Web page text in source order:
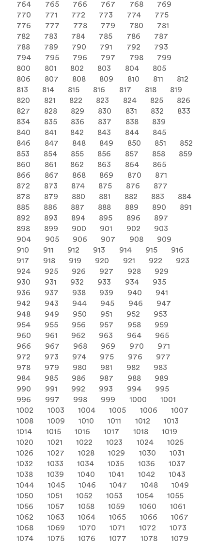
764
765 766 767 768
769
770
771 772 773 774
775
776
777 778 779 780
781
782
783 784 785 786
787
788
789 790 791 792
793
794
795 796 797 798
799
800
801 802 803 804
805
806
807 808 809 810 811
812
813
814 815 816 817 818
819
820
821 822 823 824 825
826
827
828 829 830 831 832
833
834
835 836 837 838
839
840
841 842 843 844
845
846
847 848 849 850 851
852
853
854 855 856 857 858
859
860
861 862 863 864
865
866
867 868 869 870
871
872
873 874 875 876
877
878
879 880 881 882 883
884
885
886 887 888 889 890
891
892
893 894 895 896
897
898
899 900 901 902
903
904
905 906 907 908
909
910
911 912 913 914 915
916
917
918 919 920 921 922
923
924
925 926 927 928
929
930
931 932 933 934
935
936
937 938 939 940
941
942
943 944 945 946
947
948
949 950 951 952
953
954
955 956 957 958
959
960
961 962 963 964
965
966
967 968 969 970
971
972
973 974 975 976
977
978
979 980 981 982
983
984
985 986 987 988
989
990
991 992 993 994
995
996
997 998 999 1000
1001
1002
1003 1004 1005 1006
1007
1008
1009 1010 1011 1012
1013
1014
1015 1016 1017 1018
1019
1020
1021 1022 1023 1024
1025
1026
1027 1028 1029 1030
1031
1032
1033 1034 1035 1036
1037
1038
1039 1040 1041 1042
1043
1044
1045 1046 1047 1048
1049
1050
1051 1052 1053 1054
1055
1056
1057 1058 1059 1060
1061
1062
1063 1064 1065 1066
1067
1068
1069 1070 1071 1072
1073
1074
1075 1076 1077 1078
1079